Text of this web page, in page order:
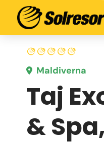
Maldiverna
Taj
&